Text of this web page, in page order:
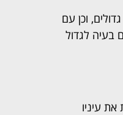
וכן עם
בעיה לגדול
עיניו